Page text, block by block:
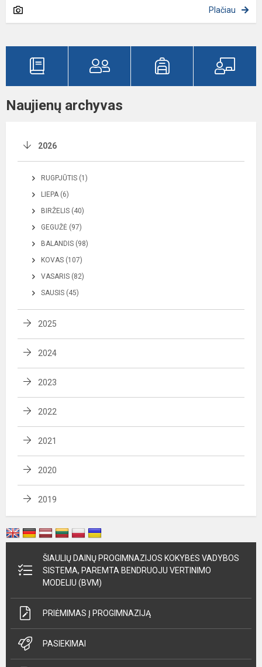
Plačiau
Naujienų archyvas
2026
RUGPJŪTIS (1)
LIEPA (6)
BIRŽELIS (40)
GEGUŽĖ (97)
BALANDIS (98)
KOVAS (107)
VASARIS (82)
SAUSIS (45)
2025
2024
2023
2022
2021
2020
2019
ŠIAULIŲ DAINŲ PROGIMNAZIJOS KOKYBĖS VADYBOS
SISTEMA, PAREMTA BENDRUOJU VERTINIMO
MODELIU (BVM)
PRIĖMIMAS Į PROGIMNAZIJĄ
PASIEKIMAI